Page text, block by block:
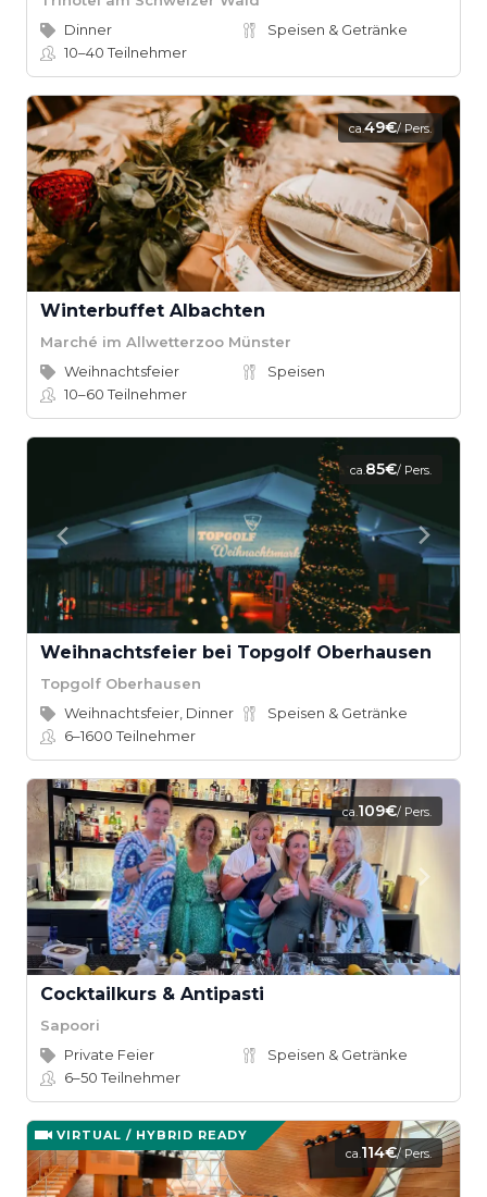
Dinner
Speisen & Getränke
10–40Teilnehmer
ca.49€/ Pers.
Winterbuffet Albachten
Marché im Allwetterzoo Münster
Weihnachtsfeier
Speisen
10–60Teilnehmer
ca.85€/ Pers.
Weihnachtsfeier bei Topgolf Oberhausen
Topgolf Oberhausen
Weihnachtsfeier, Dinner
Speisen & Getränke
6–1600Teilnehmer
ca.109€/ Pers.
Cocktailkurs & Antipasti
Sapoori
Private Feier
Speisen & Getränke
6–50Teilnehmer
VIRTUAL / HYBRID READY
ca.114€/ Pers.